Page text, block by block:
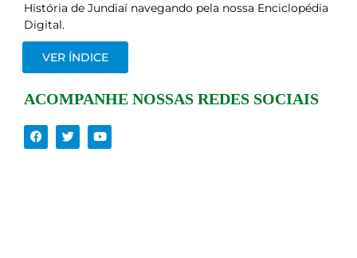
História de Jundiaí navegando pela nossa Enciclopédia
Digital.
VER ÍNDICE
ACOMPANHE NOSSAS REDES SOCIAIS